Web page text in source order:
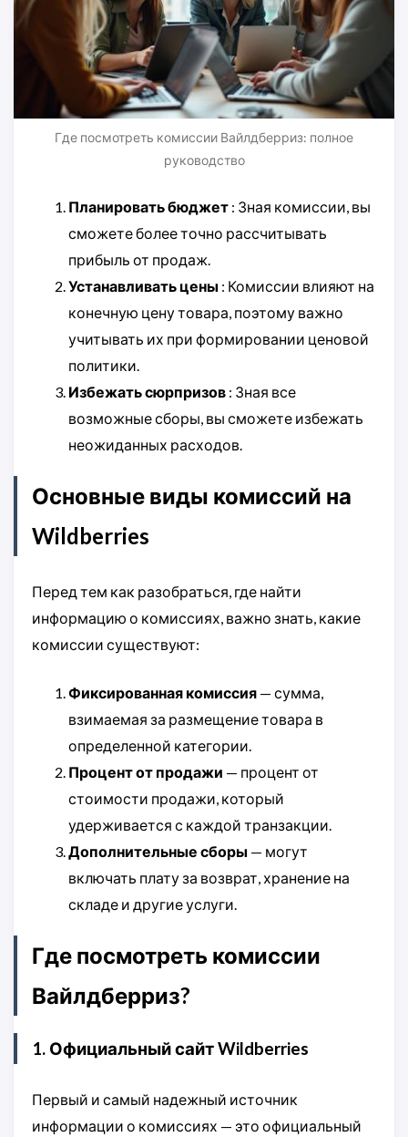
Где посмотреть комиссии Вайлдберриз: полное
руководство
Планировать бюджет : Зная комиссии, вы
сможете более точно рассчитывать
прибыль от продаж.
Устанавливать цены : Комиссии влияют на
конечную цену товара, поэтому важно
учитывать их при формировании ценовой
политики.
Избежать сюрпризов : Зная все
возможные сборы, вы сможете избежать
неожиданных расходов.
Основные виды комиссий на
Wildberries
Перед тем как разобраться, где найти
информацию о комиссиях, важно знать, какие
комиссии существуют:
Фиксированная комиссия — сумма,
взимаемая за размещение товара в
определенной категории.
Процент от продажи — процент от
стоимости продажи, который
удерживается с каждой транзакции.
Дополнительные сборы — могут
включать плату за возврат, хранение на
складе и другие услуги.
Где посмотреть комиссии
Вайлдберриз?
1. Официальный сайт Wildberries
Первый и самый надежный источник
информации о комиссиях — это официальный